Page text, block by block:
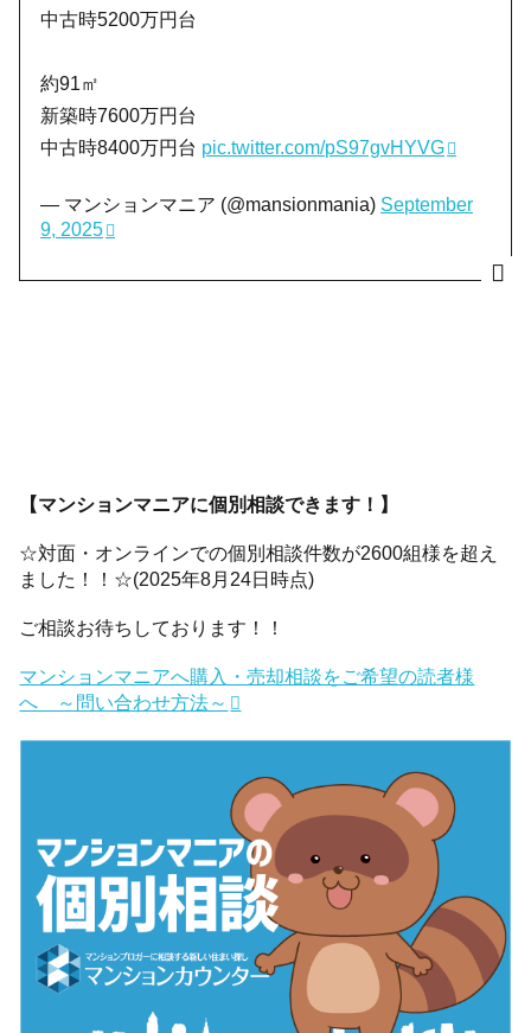
中古時5200万円台
約91㎡
新築時7600万円台
中古時8400万円台 pic.twitter.com/pS97gvHYVG
— マンションマニア (@mansionmania) September
9, 2025
【マンションマニアに個別相談できます！】
☆対面・オンラインでの個別相談件数が2600組様を超え
ました！！☆(2025年8月24日時点)
ご相談お待ちしております！！
マンションマニアへ購入・売却相談をご希望の読者様
へ ～問い合わせ方法～